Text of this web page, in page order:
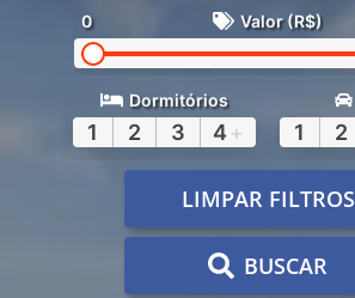
0 Valor (R$)
Dormitórios
1 2 3 4 + 1 2
LIMPAR FILTROS
BUSCAR